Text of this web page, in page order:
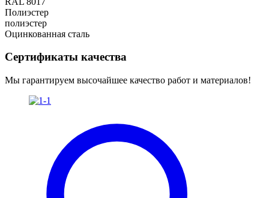
Полиэстер
полиэстер
Оцинкованная сталь
Сертификаты качества
Мы гарантируем высочайшее качество работ и материалов!